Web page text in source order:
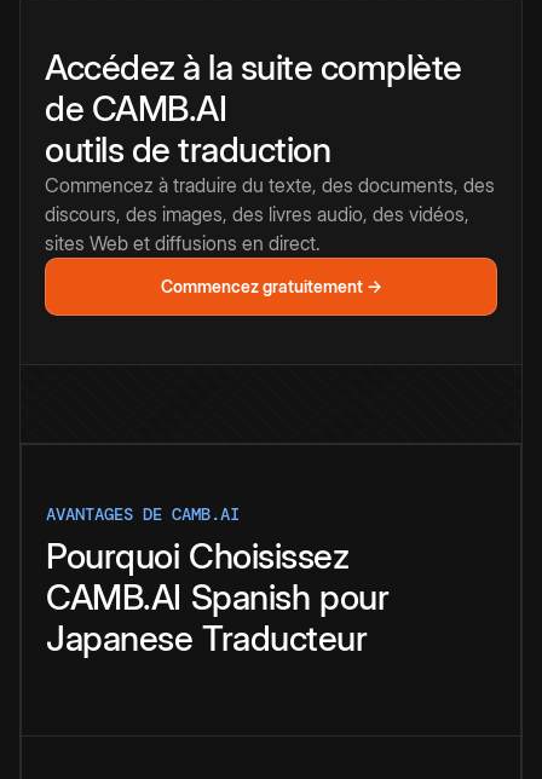
Accédez à la suite complète
de CAMB.AI
outils de traduction
Commencez à traduire du texte, des documents, des
discours, des images, des livres audio, des vidéos,
sites Web et diffusions en direct.
Commencez gratuitement →
AVANTAGES DE CAMB.AI
Pourquoi Choisissez
CAMB.AI Spanish pour
Japanese Traducteur